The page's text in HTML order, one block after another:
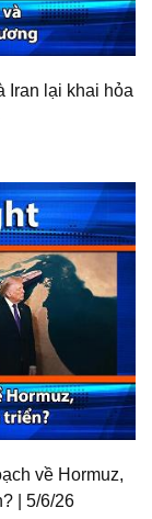
Iran lại khai hỏa
về Hormuz,
| 5/6/26